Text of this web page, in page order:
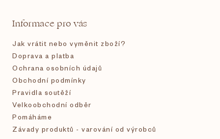
Informace pro vás
Jak vrátit nebo vyměnit zboží?
Doprava a platba
Ochrana osobních údajů
Obchodní podmínky
Pravidla soutěží
Velkoobchodní odběr
Pomáháme
Závady produktů - varování od výrobců